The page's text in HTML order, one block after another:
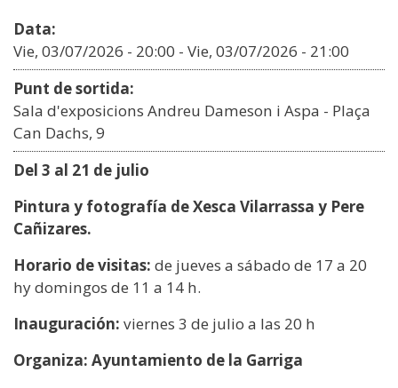
Data:
Vie, 03/07/2026 - 20:00 - Vie, 03/07/2026 - 21:00
Punt de sortida:
Sala d'exposicions Andreu Dameson i Aspa - Plaça
Can Dachs, 9
Del 3 al 21 de julio
Pintura y fotografía de Xesca Vilarrassa y Pere
Cañizares.
Horario de visitas: de jueves a sábado de 17 a 20
hy domingos de 11 a 14 h.
Inauguración: viernes 3 de julio a las 20 h
Organiza: Ayuntamiento de la Garriga